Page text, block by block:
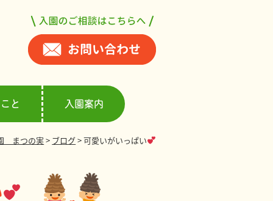
と 入園案内
まつの実> ブログ>可愛いがいっぱい